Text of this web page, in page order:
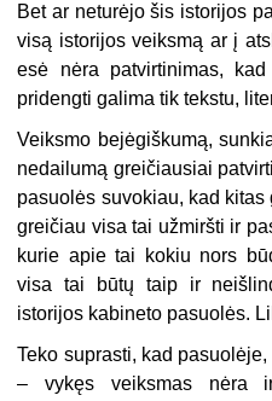
Bet ar neturėjo šis istorijos
visą istorijos veiksmą ar į
esė nėra patvirtinimas,
pridengti galima tik tekstu,
Veiksmo bejėgiškumą,
nedailumą greičiausiai
pasuolės suvokiau, kad
greičiau visa tai užmiršti ir
kurie apie tai kokiu nors
visa tai būtų taip ir
istorijos kabineto pasuolės.
Teko suprasti, kad
– vykęs veiksmas nėra